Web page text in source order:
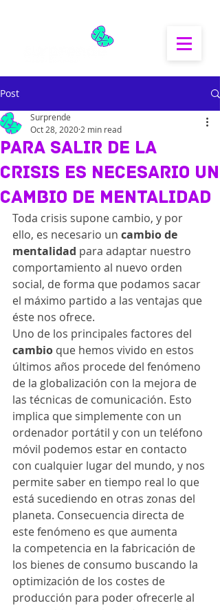
Post
Para salir de la
crisis es necesario un
cambio de mentalidad
Surprende
Oct 28, 2020 2 min read
Toda crisis supone cambio, y por
ello, es necesario un cambio de
mentalidad para adaptar nuestro
comportamiento al nuevo orden
social, de forma que podamos sacar
el máximo partido a las ventajas que
éste nos ofrece.
Uno de los principales factores del
cambio que hemos vivido en estos
últimos años procede del fenómeno
de la globalización con la mejora de
las técnicas de comunicación. Esto
implica que simplemente con un
ordenador portátil y con un teléfono
móvil podemos estar en contacto
con cualquier lugar del mundo, y nos
permite saber en tiempo real lo que
está sucediendo en otras zonas del
planeta. Consecuencia directa de
este fenómeno es que aumenta
la competencia en la fabricación de
los bienes de consumo buscando la
optimización de los costes de
producción para poder ofrecerle al